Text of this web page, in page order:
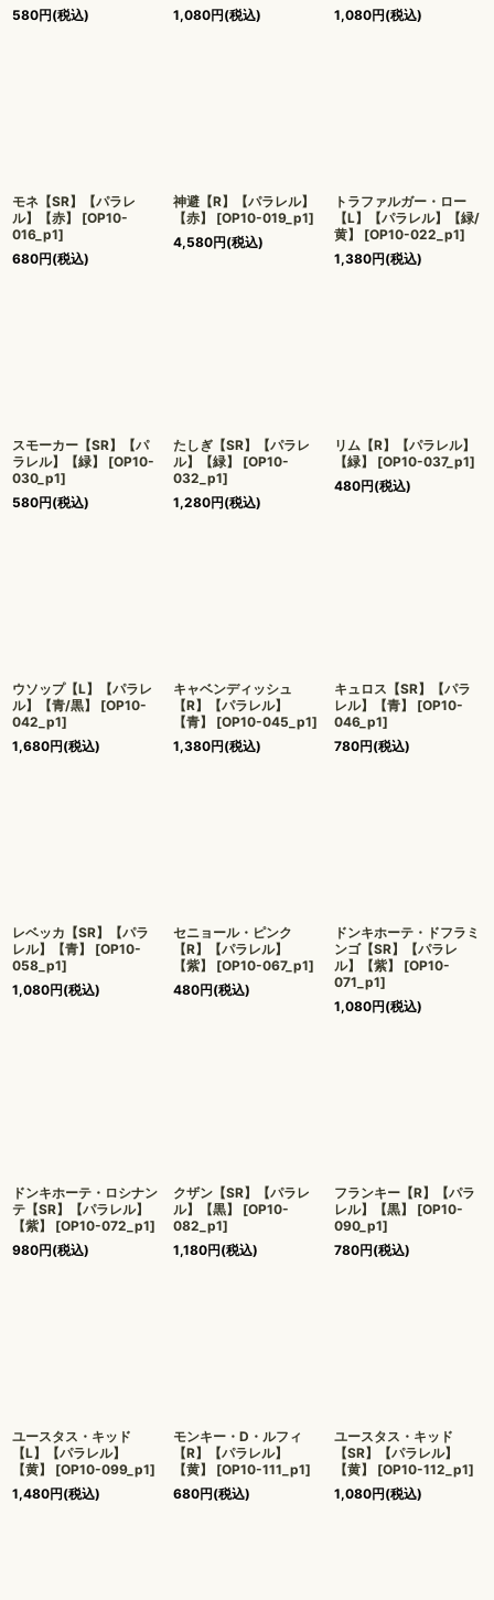
580円(税込)
1,080円(税込)
1,080円(税込)
モネ【SR】【パラレ
ル】【赤】
[OP10-
016_p1]
680円(税込)
神避【R】【パラレル】
【赤】
[OP10-019_p1]
4,580円(税込)
トラファルガー・ロー
【L】【パラレル】【緑/
黄】
[OP10-022_p1]
1,380円(税込)
スモーカー【SR】【パ
ラレル】【緑】
[OP10-
030_p1]
580円(税込)
たしぎ【SR】【パラレ
ル】【緑】
[OP10-
032_p1]
1,280円(税込)
リム【R】【パラレル】
【緑】
[OP10-037_p1]
480円(税込)
ウソップ【L】【パラレ
ル】【青/黒】
[OP10-
042_p1]
1,680円(税込)
キャベンディッシュ
【R】【パラレル】
【青】
[OP10-045_p1]
1,380円(税込)
キュロス【SR】【パラ
レル】【青】
[OP10-
046_p1]
780円(税込)
レベッカ【SR】【パラ
レル】【青】
[OP10-
058_p1]
1,080円(税込)
セニョール・ピンク
【R】【パラレル】
【紫】
[OP10-067_p1]
480円(税込)
ドンキホーテ・ドフラミ
ンゴ【SR】【パラレ
ル】【紫】
[OP10-
071_p1]
1,080円(税込)
ドンキホーテ・ロシナン
テ【SR】【パラレル】
【紫】
[OP10-072_p1]
980円(税込)
クザン【SR】【パラレ
ル】【黒】
[OP10-
082_p1]
1,180円(税込)
フランキー【R】【パラ
レル】【黒】
[OP10-
090_p1]
780円(税込)
ユースタス・キッド
【L】【パラレル】
【黄】
[OP10-099_p1]
1,480円(税込)
モンキー・D・ルフィ
【R】【パラレル】
【黄】
[OP10-111_p1]
680円(税込)
ユースタス・キッド
【SR】【パラレル】
【黄】
[OP10-112_p1]
1,080円(税込)